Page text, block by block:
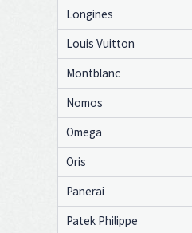
Longines
Louis Vuitton
Montblanc
Nomos
Omega
Oris
Panerai
Patek Philippe